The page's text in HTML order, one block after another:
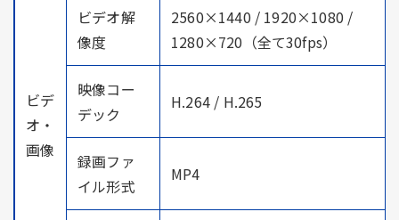
ビデ
オ・
画像
ビデオ解
像度
2560×1440 / 1920×1080 /
1280×720（全て30fps）
映像コー
デック
H.264 / H.265
録画ファ
イル形式
MP4